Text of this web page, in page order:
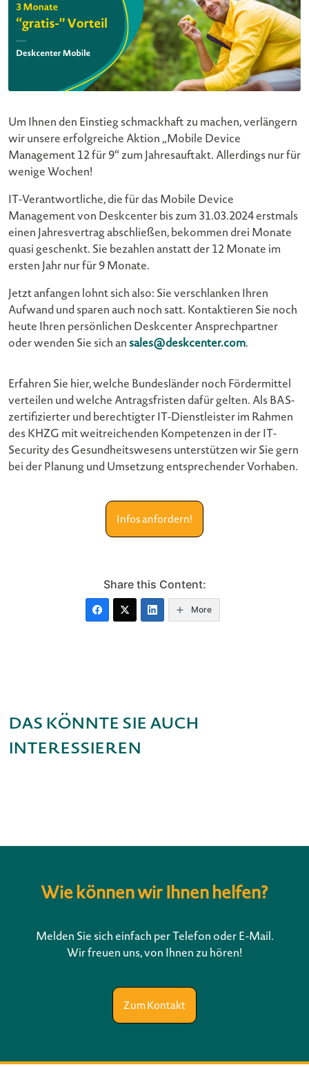
Um Ihnen den Einstieg schmackhaft zu machen, verlängern
wir unsere erfolgreiche Aktion „Mobile Device
Management 12 für 9“ zum Jahresauftakt. Allerdings nur für
wenige Wochen!
IT-Verantwortliche, die für das Mobile Device
Management von Deskcenter bis zum 31.03.2024 erstmals
einen Jahresvertrag abschließen, bekommen drei Monate
quasi geschenkt. Sie bezahlen anstatt der 12 Monate im
ersten Jahr nur für 9 Monate.
Jetzt anfangen lohnt sich also: Sie verschlanken Ihren
Aufwand und sparen auch noch satt. Kontaktieren Sie noch
heute Ihren persönlichen Deskcenter Ansprechpartner
oder wenden Sie sich an sales@deskcenter.com.
Erfahren Sie hier, welche Bundesländer noch Fördermittel
verteilen und welche Antragsfristen dafür gelten. Als BAS-
zertifizierter und berechtigter IT-Dienstleister im Rahmen
des KHZG mit weitreichenden Kompetenzen in der IT-
Security des Gesundheitswesens unterstützen wir Sie gern
bei der Planung und Umsetzung entsprechender Vorhaben.
Infos anfordern!
Share this Content:
More
Das könnte Sie auch
interessieren
Wie können wir Ihnen helfen?
Melden Sie sich einfach per Telefon oder E-Mail.
Wir freuen uns, von Ihnen zu hören!
Zum Kontakt